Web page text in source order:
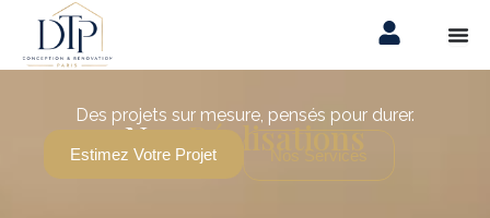
contenu
NosRéalisations
Des projets sur mesure, pensés pour durer.
Estimez Votre Projet Nos Services